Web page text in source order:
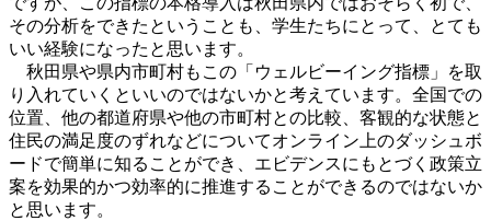
その分析をできたということも、学生たちにとって、とても
いい経験になったと思います。
秋田県や県内市町村もこの「ウェルビーイング指標」を取
り入れていくといいのではないかと考えています。全国での
位置、他の都道府県や他の市町村との比較、客観的な状態と
住民の満足度のずれなどについてオンライン上のダッシュボ
ードで簡単に知ることができ、エビデンスにもとづく政策立
案を効果的かつ効率的に推進することができるのではないか
と思います。